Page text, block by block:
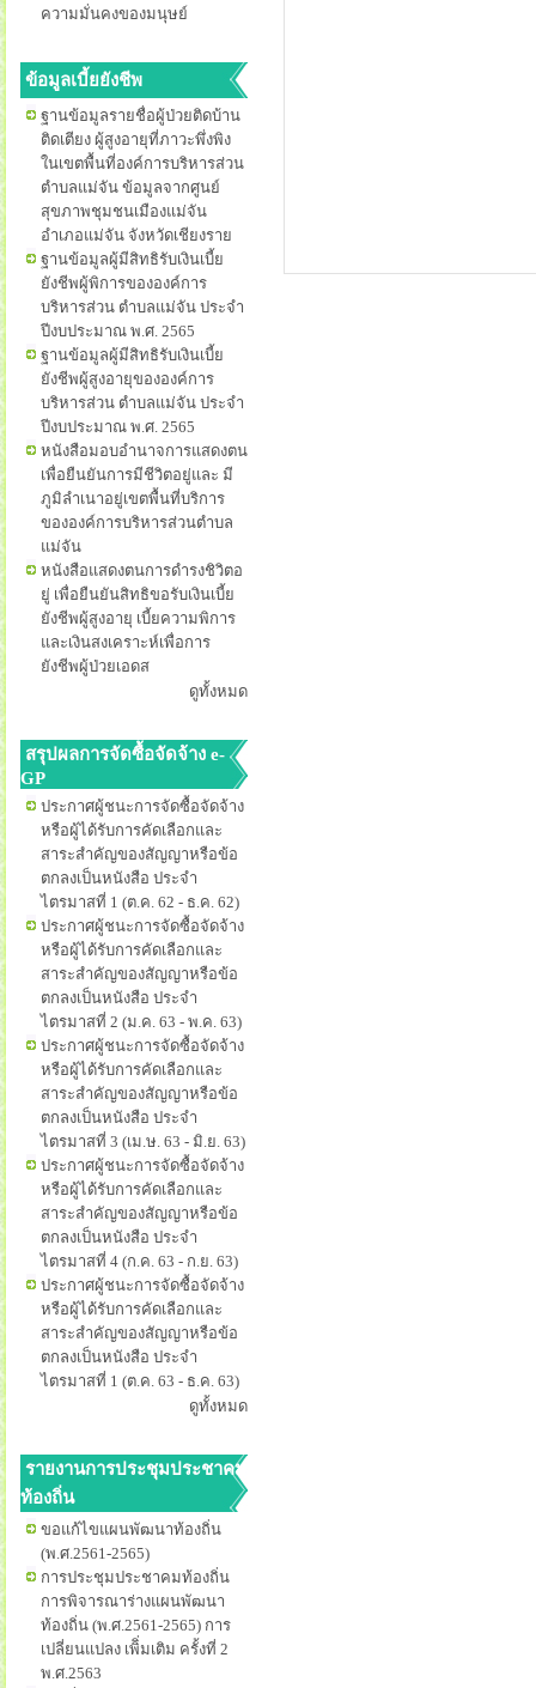
ความมั่นคงของมนุษย์
ข้อมูลเบี้ยยังชีพ
ฐานข้อมูลรายชื่อผู้ป่วยติดบ้าน
ติดเตียง ผู้สูงอายุที่ภาวะพึ่งพิง
ในเขตพื้นที่องค์การบริหารส่วน
ตำบลแม่จัน ข้อมูลจากศูนย์
สุขภาพชุมชนเมืองแม่จัน
อำเภอแม่จัน จังหวัดเชียงราย
ฐานข้อมูลผู้มีสิทธิรับเงินเบี้ย
ยังชีพผู้พิการขององค์การ
บริหารส่วน ตำบลแม่จัน ประจำ
ปีงบประมาณ พ.ศ. 2565
ฐานข้อมูลผู้มีสิทธิรับเงินเบี้ย
ยังชีพผู้สูงอายุขององค์การ
บริหารส่วน ตำบลแม่จัน ประจำ
ปีงบประมาณ พ.ศ. 2565
หนังสือมอบอำนาจการแสดงตน
เพื่อยืนยันการมีชีวิตอยู่และ มี
ภูมิลำเนาอยู่เขตพื้นที่บริการ
ขององค์การบริหารส่วนตำบล
แม่จัน
หนังสือแสดงตนการดำรงชิวิตอ
ยู่ เพื่อยืนยันสิทธิขอรับเงินเบี้ย
ยังชีพผู้สูงอายุ เบี้ยความพิการ
และเงินสงเคราะห์เพื่อการ
ยังชีพผู้ป่วยเอดส
ดูทั้งหมด
สรุปผลการจัดซื้อจัดจ้าง e-
GP
ประกาศผู้ชนะการจัดซื้อจัดจ้าง
หรือผู้ได้รับการคัดเลือกและ
สาระสำคัญของสัญญาหรือข้อ
ตกลงเป็นหนังสือ ประจำ
ไตรมาสที่ 1 (ต.ค. 62 - ธ.ค. 62)
ประกาศผู้ชนะการจัดซื้อจัดจ้าง
หรือผู้ได้รับการคัดเลือกและ
สาระสำคัญของสัญญาหรือข้อ
ตกลงเป็นหนังสือ ประจำ
ไตรมาสที่ 2 (ม.ค. 63 - พ.ค. 63)
ประกาศผู้ชนะการจัดซื้อจัดจ้าง
หรือผู้ได้รับการคัดเลือกและ
สาระสำคัญของสัญญาหรือข้อ
ตกลงเป็นหนังสือ ประจำ
ไตรมาสที่ 3 (เม.ษ. 63 - มิ.ย. 63)
ประกาศผู้ชนะการจัดซื้อจัดจ้าง
หรือผู้ได้รับการคัดเลือกและ
สาระสำคัญของสัญญาหรือข้อ
ตกลงเป็นหนังสือ ประจำ
ไตรมาสที่ 4 (ก.ค. 63 - ก.ย. 63)
ประกาศผู้ชนะการจัดซื้อจัดจ้าง
หรือผู้ได้รับการคัดเลือกและ
สาระสำคัญของสัญญาหรือข้อ
ตกลงเป็นหนังสือ ประจำ
ไตรมาสที่ 1 (ต.ค. 63 - ธ.ค. 63)
ดูทั้งหมด
รายงานการประชุมประชาคม
ท้องถิ่น
ขอแก้ไขแผนพัฒนาท้องถิ่น
(พ.ศ.2561-2565)
การประชุมประชาคมท้องถิ่น
การพิจารณาร่างแผนพัฒนา
ท้องถิ่น (พ.ศ.2561-2565) การ
เปลี่ยนแปลง เพิิ่มเติม ครั้งที่ 2
พ.ศ.2563